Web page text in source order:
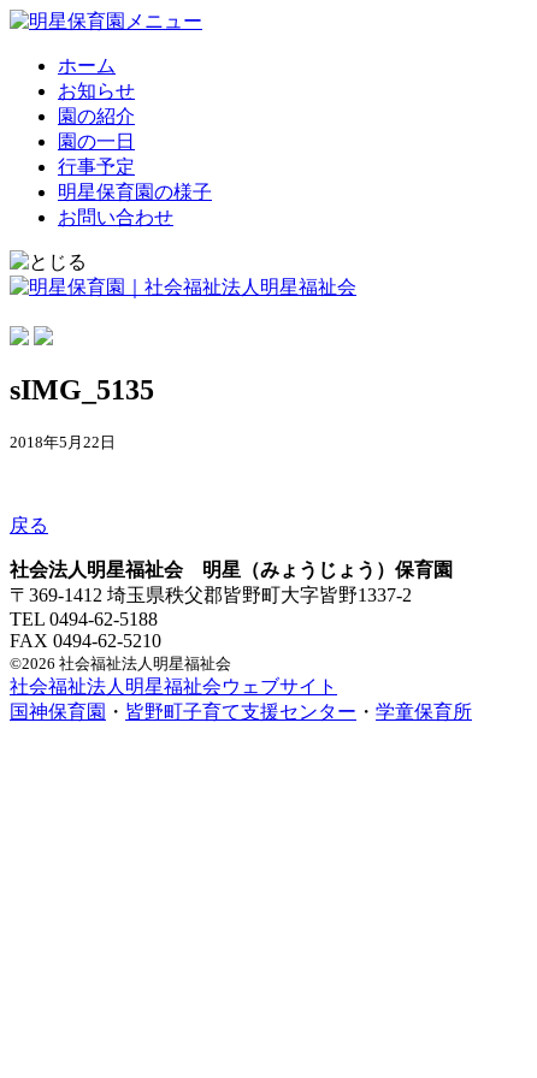
ホーム
お知らせ
園の紹介
園の一日
行事予定
明星保育園の様子
お問い合わせ
sIMG_5135
2018年5月22日
戻る
社会法人明星福祉会 明星（みょうじょう）保育園
〒369-1412 埼玉県秩父郡皆野町大字皆野1337-2
TEL 0494-62-5188
FAX 0494-62-5210
©2026 社会福祉法人明星福祉会
社会福祉法人明星福祉会ウェブサイト
国神保育園 ・ 皆野町子育て支援センター ・ 学童保育所